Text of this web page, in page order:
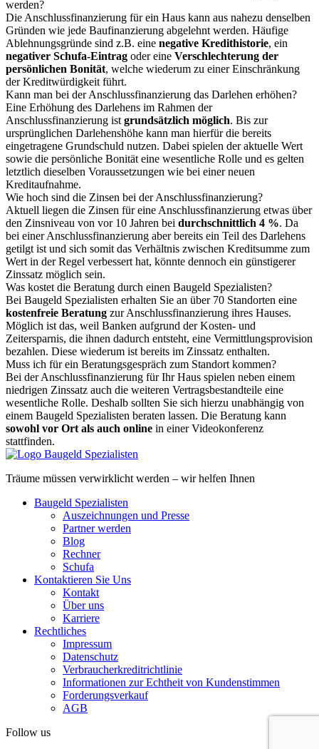
werden?
Die Anschlussfinanzierung für ein Haus kann aus nahezu denselben
Gründen wie jede Baufinanzierung abgelehnt werden. Häufige
Ablehnungsgründe sind z.B. eine negative Kredithistorie, ein
negativer Schufa-Eintrag oder eine Verschlechterung der
persönlichen Bonität, welche wiederum zu einer Einschränkung
der Kreditwürdigkeit führt.
Kann man bei der Anschlussfinanzierung das Darlehen erhöhen?
Eine Erhöhung des Darlehens im Rahmen der
Anschlussfinanzierung ist grundsätzlich möglich. Bis zur
ursprünglichen Darlehenshöhe kann man hierfür die bereits
eingetragene Grundschuld nutzen. Dabei spielen der aktuelle Wert
sowie die persönliche Bonität eine wesentliche Rolle und es gelten
letztlich dieselben Voraussetzungen wie bei einer neuen
Kreditaufnahme.
Wie hoch sind die Zinsen bei der Anschlussfinanzierung?
Aktuell liegen die Zinsen für eine Anschlussfinanzierung etwas über
den Zinsniveau von vor 10 Jahren bei durchschnittlich 4 %. Da
bei einer Anschlussfinanzierung aber bereits ein Teil des Darlehens
getilgt ist und sich somit das Verhältnis zwischen Kreditsumme zum
Wert in der Regel verbessert hat, könnte dennoch ein günstigerer
Zinssatz möglich sein.
Was kostet die Beratung durch einen Baugeld Spezialisten?
Bei Baugeld Spezialisten erhalten Sie an über 70 Standorten eine
kostenfreie Beratung zur Anschlussfinanzierung ihres Hauses.
Möglich ist das, weil Banken aufgrund der Kosten- und
Zeitersparnis, die ihnen dadurch entsteht, eine Vermittlungsprovision
bezahlen. Diese wiederum ist bereits im Zinssatz enthalten.
Muss ich für ein Beratungsgespräch zum Standort kommen?
Bei der Anschlussfinanzierung für Ihr Haus spielen neben einem
niedrigen Zinssatz auch die weiteren Vertragsbestandteile eine
wesentliche Rolle. Deshalb sollten Sie sich hierzu unabhängig von
einem Baugeld Spezialisten beraten lassen. Die Beratung kann
sowohl vor Ort als auch online in einer Videokonferenz
stattfinden.
Träume müssen verwirklicht werden – wir helfen Ihnen
Baugeld Spezialisten
Auszeichnungen und Presse
Partner werden
Blog
Rechner
Schufa
Kontaktieren Sie Uns
Kontakt
Über uns
Karriere
Rechtliches
Impressum
Datenschutz
Verbraucherkreditrichtlinie
Informationen zur Echtheit von Kundenstimmen
Forderungsverkauf
AGB
Follow us